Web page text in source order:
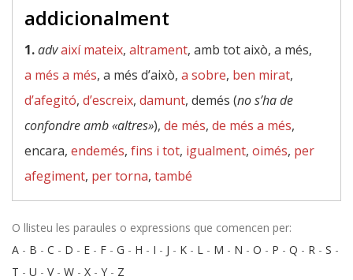
addicionalment
1.advaixí mateix, altrament, amb tot això, a més,
a més a més, a més d’això, a sobre, ben mirat,
d’afegitó, d’escreix, damunt, demés (no s’ha de
confondre amb «altres»), de més, de més a més,
encara, endemés, fins i tot, igualment, oimés, per
afegiment, per torna, també
O llisteu les paraules o expressions que comencen per:
A - B - C - D - E - F - G - H - I - J - K - L - M - N - O - P - Q - R - S -
T - U - V- W - X - Y - Z